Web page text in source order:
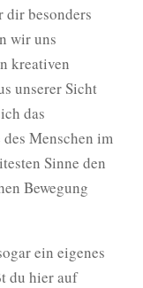
besonders
wir uns
kreativen
unserer Sicht
das
Menschen im
Sinne den
Bewegung
ein eigenes
du hier auf